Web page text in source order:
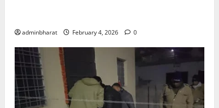
adminbharat February 4, 2026 0